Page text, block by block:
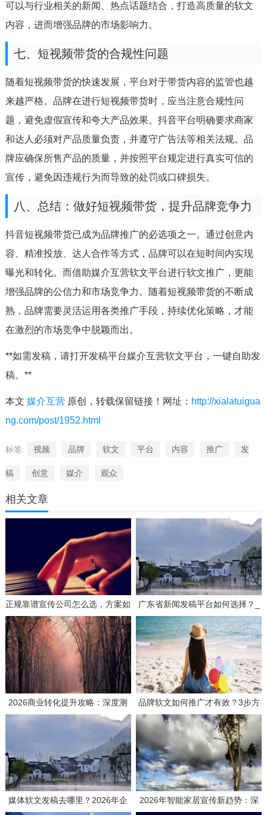
可以与行业相关的新闻、热点话题结合，打造高质量的软文
内容，进而增强品牌的市场影响力。
七、短视频带货的合规性问题
随着短视频带货的快速发展，平台对于带货内容的监管也越
来越严格。品牌在进行短视频带货时，应当注意合规性问
题，避免虚假宣传和夸大产品效果。抖音平台明确要求商家
和达人必须对产品质量负责，并遵守广告法等相关法规。品
牌应确保所售产品的质量，并按照平台规定进行真实可信的
宣传，避免因违规行为而导致的处罚或口碑损失。
八、总结：做好短视频带货，提升品牌竞争力
抖音短视频带货已成为品牌推广的必选项之一。通过创意内
容、精准投放、达人合作等方式，品牌可以在短时间内实现
曝光和转化。而借助媒介互营软文平台进行软文推广，更能
增强品牌的公信力和市场竞争力。随着短视频带货的不断成
熟，品牌需要灵活运用各类推广手段，持续优化策略，才能
在激烈的市场竞争中脱颖而出。
**如需发稿，请打开发稿平台媒介互营软文平台，一键自助发
稿。**
本文 媒介互营原创，转载保留链接！网址： http://xialatuigua
ng.com/post/1952.html
标签: 视频 品牌 软文 平台 内容 推广 发
稿 创意 媒介 观众
相关文章
正规靠谱宣传公司怎么选，方案如
何策划才有效？
广东省新闻发稿平台如何选择？_
3个要点帮你找到靠谱服务商
2026商业转化提升攻略：深度测
评如何选择高效媒体发稿供应商
品牌软文如何推广才有效？3步方
案与实战思路分享
媒体软文发稿去哪里？2026年企
业发稿平台选择全攻略与避坑指南
2026年智能家居宣传新趋势：深
度测评主流推广平台，解码品效合